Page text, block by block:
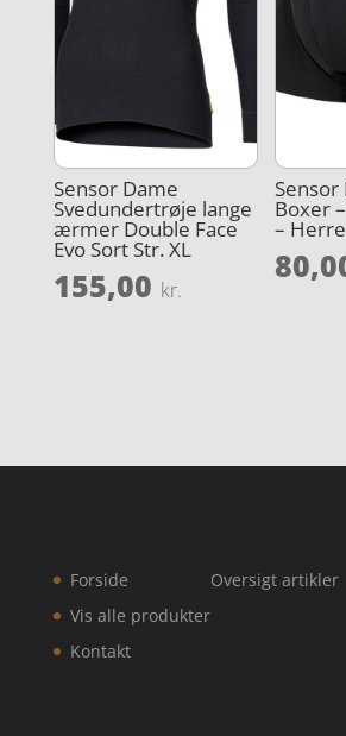
Sensor Dame
Svedundertrøje lange
ærmer Double Face
Evo Sort Str. XL
155,00 kr.
Sensor
Boxer
–
Forside
Vis alle produkter
Kontakt
Oversigt artikler